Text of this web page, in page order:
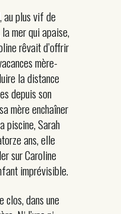
au plus vif de
mer qui apaise,
rêvait d’offrir
mère-
la distance
depuis son
mère enchaîner
piscine, Sarah
ans, elle
sur Caroline
imprévisible.
clos, dans une